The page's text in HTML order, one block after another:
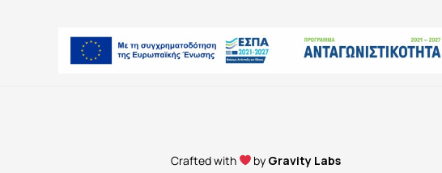
Crafted with by Gravity Labs